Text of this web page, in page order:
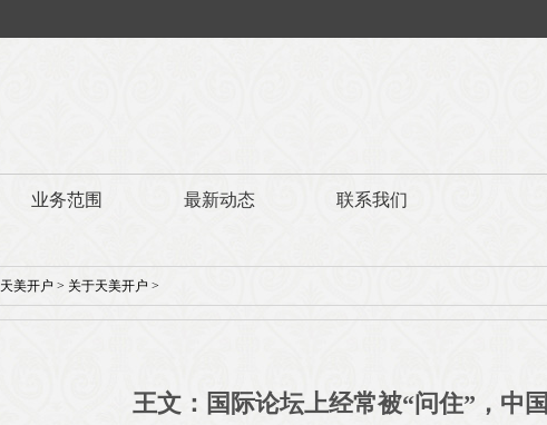
业务范围 最新动态 联系我们
天美开户 > 关于天美开户 >
王文：国际论坛上经常被“问住”，中